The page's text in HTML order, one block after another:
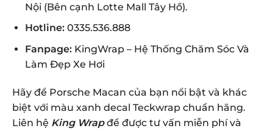
Nội (Bên cạnh Lotte Mall Tây Hồ).
Hotline:0335.536.888
Fanpage: KingWrap – Hệ Thống Chăm Sóc Và
Làm Đẹp Xe Hơi
Hãy để Porsche Macan của bạn nổi bật và khác
biệt với màu xanh decal Teckwrap chuẩn hãng.
Liên hệ King Wrapđể được tư vấn miễn phí và